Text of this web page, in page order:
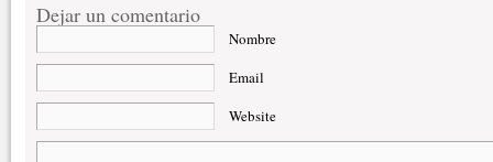
Dejar un comentario
Nombre
Email
Website